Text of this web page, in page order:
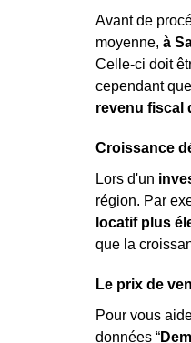
Avant de
moyenne, à
Celle-ci doit
cependant
revenu fiscal
Croissance
Lors d'un
région. Par
locatif plus
que la
Le prix de
Pour vous
données “